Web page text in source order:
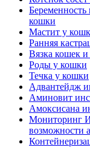
кошки
Мастит у
Ранняя
Вязка кошек и
Роды у кошки
Течка у кошки
Адвантейдж
Аминовит
Амоксисана
Мониторинг
возможности